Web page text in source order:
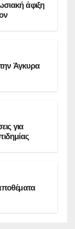
άφιξη
Άγκυρα
για